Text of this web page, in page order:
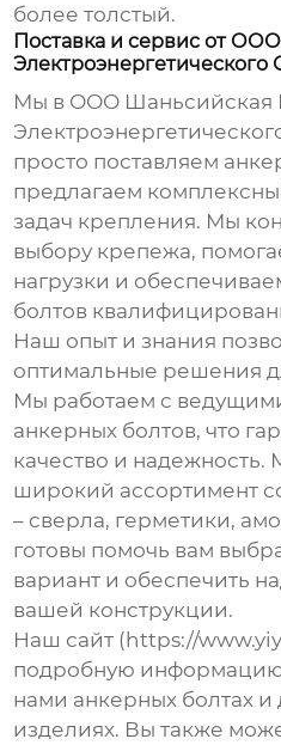
более толстый.
Поставка и сервис от
Мы в ООО Шаньсийская
просто поставляем
предлагаем
задач крепления. Мы
выбору крепежа,
нагрузки и
болтов
Наш опыт и знания
оптимальные решения
Мы работаем с
анкерных болтов, что
качество и
широкий ассортимент
– сверла, герметики,
готовы помочь вам
вариант и обеспечить
вашей конструкции.
Наш сайт (https://
подробную
нами анкерных болтах и
изделиях. Вы также